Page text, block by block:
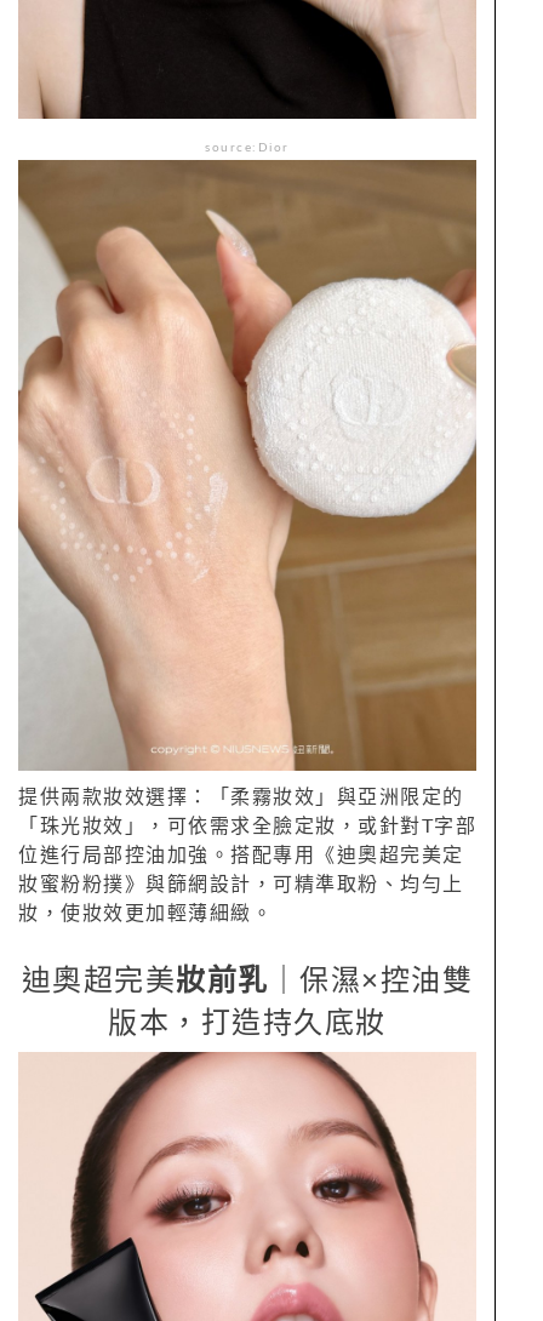
source:Dior
提供兩款妝效選擇：「柔霧妝效」與亞洲限定的
「珠光妝效」，可依需求全臉定妝，或針對T字部
位進行局部控油加強。搭配專用《迪奧超完美定
妝蜜粉粉撲》與篩網設計，可精準取粉、均勻上
妝，使妝效更加輕薄細緻。
迪奧超完美妝前乳 ｜保濕×控油雙
版本，打造持久底妝